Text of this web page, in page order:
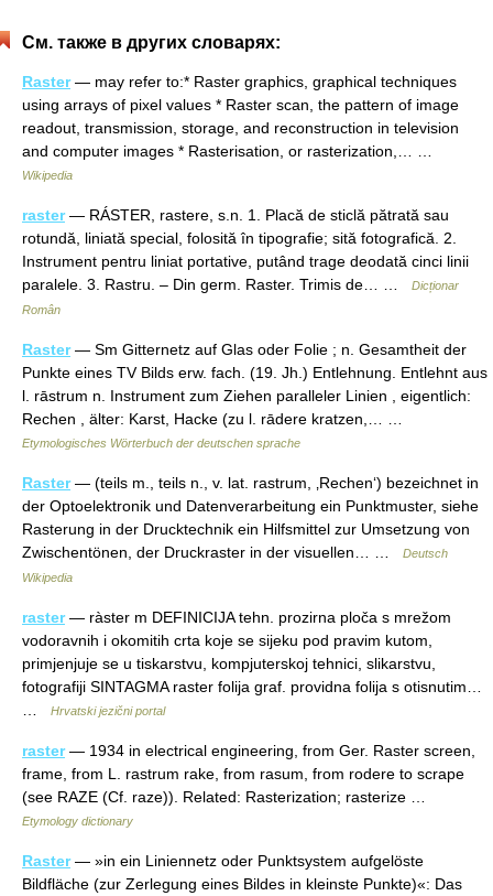
См. также в других словарях:
Raster— may refer to:* Raster graphics, graphical techniques
using arrays of pixel values * Raster scan, the pattern of image
readout, transmission, storage, and reconstruction in television
and computer images * Rasterisation, or rasterization,… …
Wikipedia
raster— RÁSTER, rastere, s.n. 1. Placă de sticlă pătrată sau
rotundă, liniată special, folosită în tipografie; sită fotografică. 2.
Instrument pentru liniat portative, putând trage deodată cinci linii
paralele. 3. Rastru. – Din germ. Raster. Trimis de… …
Dicționar
Român
Raster— Sm Gitternetz auf Glas oder Folie ; n. Gesamtheit der
Punkte eines TV Bilds erw. fach. (19. Jh.) Entlehnung. Entlehnt aus
l. rāstrum n. Instrument zum Ziehen paralleler Linien , eigentlich:
Rechen , älter: Karst, Hacke (zu l. rādere kratzen,… …
Etymologisches Wörterbuch der deutschen sprache
Raster— (teils m., teils n., v. lat. rastrum, ‚Rechen‘) bezeichnet in
der Optoelektronik und Datenverarbeitung ein Punktmuster, siehe
Rasterung in der Drucktechnik ein Hilfsmittel zur Umsetzung von
Zwischentönen, der Druckraster in der visuellen… …
Deutsch
Wikipedia
raster— ràster m DEFINICIJA tehn. prozirna ploča s mrežom
vodoravnih i okomitih crta koje se sijeku pod pravim kutom,
primjenjuje se u tiskarstvu, kompjuterskoj tehnici, slikarstvu,
fotografiji SINTAGMA raster folija graf. providna folija s otisnutim…
Hrvatski jezični portal
raster— 1934 in electrical engineering, from Ger. Raster screen,
frame, from L. rastrum rake, from rasum, from rodere to scrape
(see RAZE (Cf. raze)). Related: Rasterization; rasterize …
Etymology dictionary
Raster— »in ein Liniennetz oder Punktsystem aufgelöste
Bildfläche (zur Zerlegung eines Bildes in kleinste Punkte)«: Das